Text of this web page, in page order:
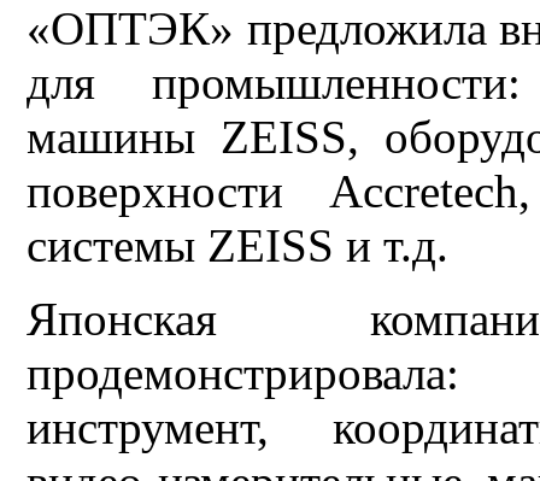
«ОПТЭК» предложила
для промышленности:
машины ZEISS,
поверхности
системы ZEISS и т.д.
Японская
инструмент,